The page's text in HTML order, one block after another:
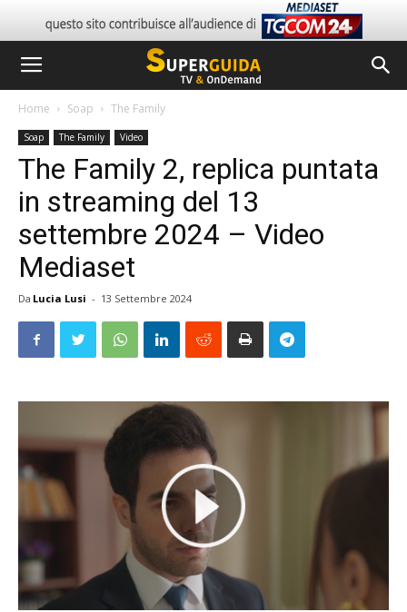
Home Soap The Family
Soap The Family Video
The Family 2, replica puntata
in streaming del 13
settembre 2024 – Video
Mediaset
Da Lucia Lusi - 13 Settembre 2024